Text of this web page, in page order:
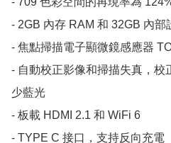
- 2GB 內存 RAM 和 32GB 內部
- 焦點掃描電子顯微鏡感應器
- 自動校正影像和掃描失真，校
少藍光
- 板載 HDMI 2.1 和 WiFi 6
- TYPE C 接口，支持反向充電